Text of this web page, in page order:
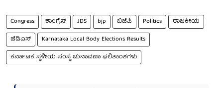
Congress ಕಾಂಗ್ರೆಸ್ JDS bjp ಬಿಜೆಪಿ Politics
ರಾಜಕೀಯ
ಜೆಡಿಎಸ್
Karnataka Local Body Elections Results
ಕರ್ನಾಟಕ ಸ್ಥಳೀಯ ಸಂಸ್ಥೆ ಚುನಾವಣಾ ಫಲಿತಾಂಶಗಳು